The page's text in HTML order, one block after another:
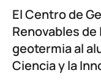
El Centro de
Renovables de
geotermia al
Ciencia y la